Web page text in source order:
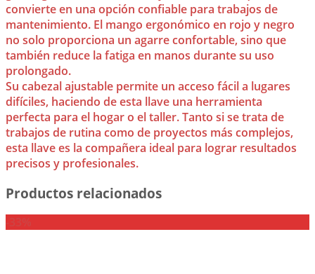
convierte en una opción confiable para trabajos de
mantenimiento. El mango ergonómico en rojo y negro
no solo proporciona un agarre confortable, sino que
también reduce la fatiga en manos durante su uso
prolongado.
Su cabezal ajustable permite un acceso fácil a lugares
difíciles, haciendo de esta llave una herramienta
perfecta para el hogar o el taller. Tanto si se trata de
trabajos de rutina como de proyectos más complejos,
esta llave es la compañera ideal para lograr resultados
precisos y profesionales.
Productos relacionados